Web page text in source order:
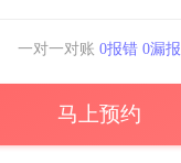
一对一对账 0报错 0漏报
马上预约